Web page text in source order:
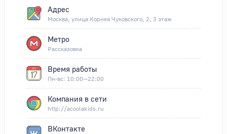
Адрес
Москва, улица Корнея Чуковского, 2, 3 этаж
Метро
Рассказовка
Время работы
Пн-вс: 10:00—22:00
Компания в сети
http://acoolakids.ru
ВКонтакте